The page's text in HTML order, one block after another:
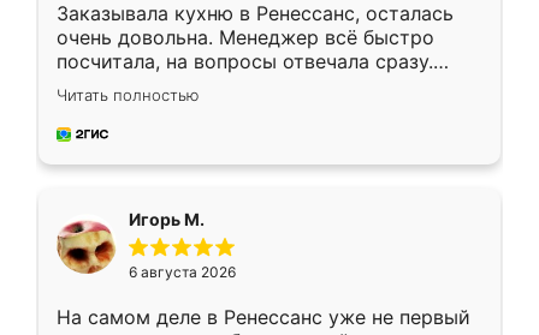
Заказывала кухню в Ренессанс, осталась
очень довольна. Менеджер всё быстро
посчитала, на вопросы отвечала сразу.
Замерщик приехал в субботу, подошёл к
делу со всей ответственностью. Собрали
за день, ребята работали аккуратно, даже
Читать полностью
Игорь М.
6 августа 2026
На самом деле в Ренессанс уже не первый